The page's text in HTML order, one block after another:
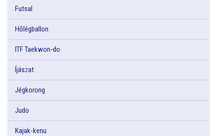
Futsal
Hőlégballon
ITF Taekwon-do
Íjászat
Jégkorong
Judo
Kajak-kenu